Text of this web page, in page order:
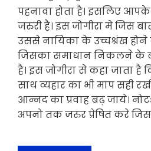
पहनावा होता है। इसलिए आपके
जरुरी है। इस जोगीरा मे जिस
उससे नायिका के उच्चश्रंख होने
जिसका समाधान निकलने के
है। इस जोगीरा से कहा जाता
साथ व्यहार का भी माप सही
आन्नद का प्रवाह बढ़ जाये।
अपनो तक जरुर प्रेषित करे